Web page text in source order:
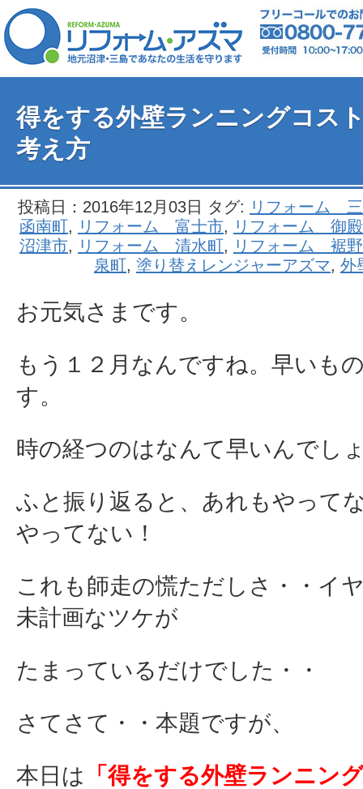
得をする外壁ランニングコス
考え方
投稿日：2016年12月03日 タグ: リフォーム
函南町, リフォーム 富士市, リフォーム 御
沼津市, リフォーム 清水町, リフォーム 裾
泉町, 塗り替えレンジャーアズマ, 外
お元気さまです。
もう１２月なんですね。早いも
す。
時の経つのはなんて早いんでし
ふと振り返ると、あれもやって
やってない！
これも師走の慌ただしさ・・イ
未計画なツケが
たまっているだけでした・・
さてさて・・本題ですが、
本日は 「得をする外壁ランニン